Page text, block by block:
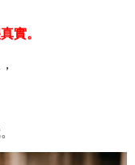
實。